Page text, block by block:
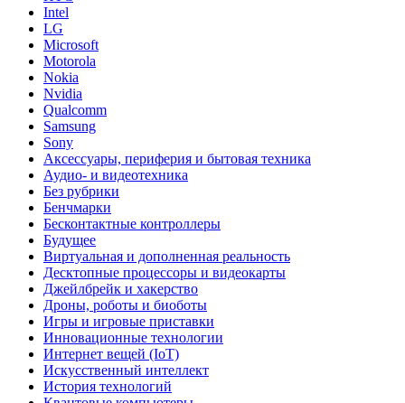
Intel
LG
Microsoft
Motorola
Nokia
Nvidia
Qualcomm
Samsung
Sony
Аксессуары, периферия и бытовая техника
Аудио- и видеотехника
Без рубрики
Бенчмарки
Бесконтактные контроллеры
Будущее
Виртуальная и дополненная реальность
Десктопные процессоры и видеокарты
Джейлбрейк и хакерство
Дроны, роботы и биоботы
Игры и игровые приставки
Инновационные технологии
Интернет вещей (IoT)
Искусственный интеллект
История технологий